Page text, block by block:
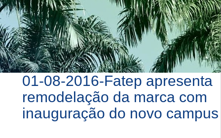
01-08-2016-Fatep apresenta
remodelação da marca com
inauguração do novo campus